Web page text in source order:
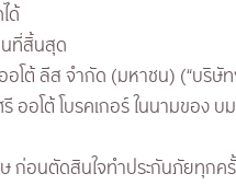
ด้
นที่สิ้นสุด
โต้ ลีส จำกัด (มหาชน) (“บริษั
ออโต้ โบรคเกอร์ ในนามของ บ
ษ ก่อนตัดสินใจทำประกันภัยทุกค